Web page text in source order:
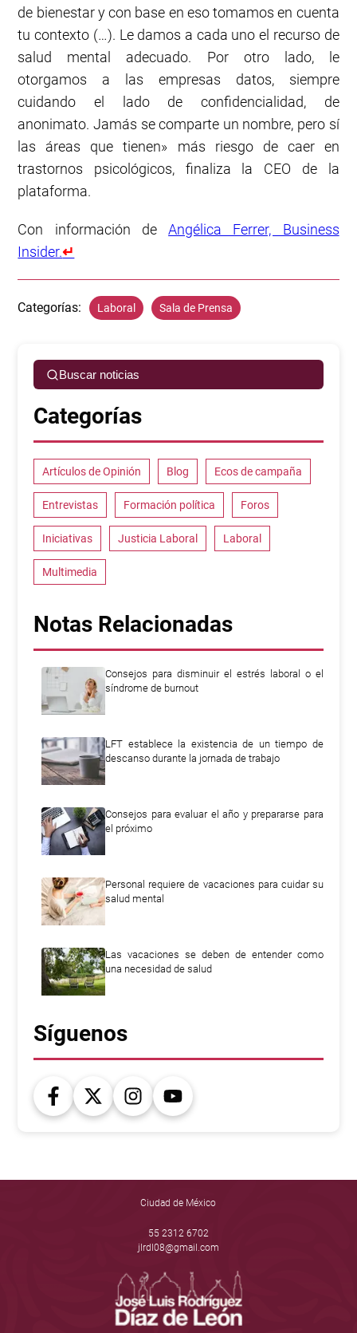
de bienestar y con base en eso tomamos en cuenta
tu contexto (…). Le damos a cada uno el recurso de
salud mental adecuado. Por otro lado, le
otorgamos a las empresas datos, siempre
cuidando el lado de confidencialidad, de
anonimato. Jamás se comparte un nombre, pero sí
las áreas que tienen» más riesgo de caer en
trastornos psicológicos, finaliza la CEO de la
plataforma.
Con información deAngélica Ferrer, Business
Insider.↵
Categorías: Laboral Sala de Prensa
Buscar noticias
Categorías
Artículos de Opinión Blog Ecos de campaña
Entrevistas Formación política Foros
Iniciativas Justicia Laboral Laboral
Multimedia
Notas Relacionadas
Consejos para disminuir el estrés laboral o el
síndrome de burnout
LFT establece la existencia de un tiempo de
descanso durante la jornada de trabajo
Consejos para evaluar el año y prepararse para
el próximo
Personal requiere de vacaciones para cuidar su
salud mental
Las vacaciones se deben de entender como
una necesidad de salud
Síguenos
Ciudad de México
55 2312 6702
jlrdl08@gmail.com